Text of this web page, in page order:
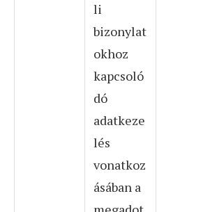
li
bizonylat
okhoz
kapcsoló
dó
adatkeze
lés
vonatkoz
ásában a